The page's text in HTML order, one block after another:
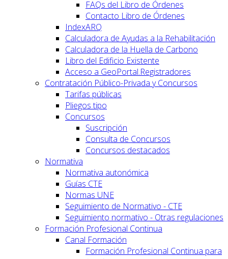
FAQs del Libro de Órdenes
Contacto Libro de Órdenes
IndexARQ
Calculadora de Ayudas a la Rehabilitación
Calculadora de la Huella de Carbono
Libro del Edificio Existente
Acceso a GeoPortal.Registradores
Contratación Público-Privada y Concursos
Tarifas públicas
Pliegos tipo
Concursos
Suscripción
Consulta de Concursos
Concursos destacados
Normativa
Normativa autonómica
Guías CTE
Normas UNE
Seguimiento de Normativo - CTE
Seguimiento normativo - Otras regulaciones
Formación Profesional Continua
Canal Formación
Formación Profesional Continua para